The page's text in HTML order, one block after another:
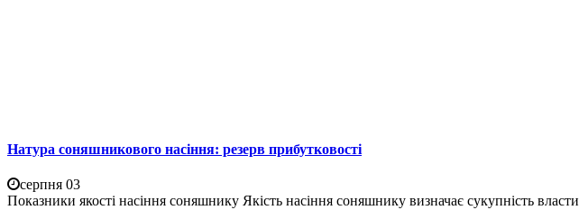
Натура соняшникового насіння: резерв прибутковості
серпня 03
Показники якості насіння соняшнику Якість насіння соняшнику визначає сукупність